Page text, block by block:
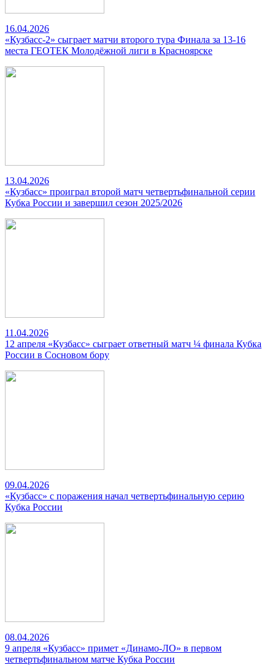
16.04.2026
«Кузбасс-2» сыграет матчи второго тура Финала за 13-16
места ГЕОТЕК Молодёжной лиги в Красноярске
13.04.2026
«Кузбасс» проиграл второй матч четвертьфинальной серии
Кубка России и завершил сезон 2025/2026
11.04.2026
12 апреля «Кузбасс» сыграет ответный матч ¼ финала Кубка
России в Сосновом бору
09.04.2026
«Кузбасс» с поражения начал четвертьфинальную серию
Кубка России
08.04.2026
9 апреля «Кузбасс» примет «Динамо-ЛО» в первом
четвертьфинальном матче Кубка России